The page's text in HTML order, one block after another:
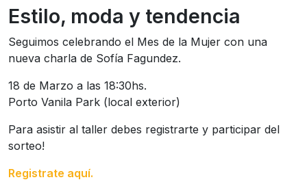
Estilo, moda y tendencia
Seguimos celebrando el Mes de la Mujer con una
nueva charla de Sofía Fagundez.
18 de Marzo a las 18:30hs.
Porto Vanila Park (local exterior)
Para asistir al taller debes registrarte y participar del
sorteo!
Registrate aquí.